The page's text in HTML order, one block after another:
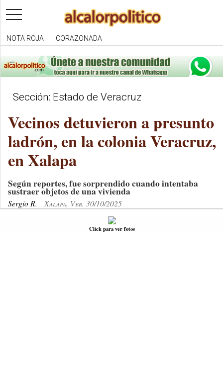
toggle
navigation
NOTA ROJA CORAZONADA
Sección: Estado de Veracruz
Vecinos detuvieron a presunto
ladrón, en la colonia Veracruz,
en Xalapa
Según reportes, fue sorprendido cuando intentaba
sustraer objetos de una vivienda
Sergio R. Xalapa, Ver. 30/10/2025
Click para ver fotos